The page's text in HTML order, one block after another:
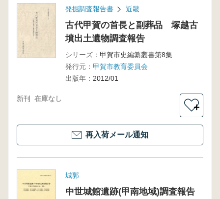
発掘調査報告書 近畿
古代甲賀の首長と副葬品 塚越古
墳出土遺物調査報告
シリーズ： 甲賀市史編纂叢書第8集
発行元： 甲賀市教育委員会
出版年： 2012/01
新刊 在庫なし
＋
再入荷メール通知
城郭
中世城館遺跡(甲南地域)調査報告